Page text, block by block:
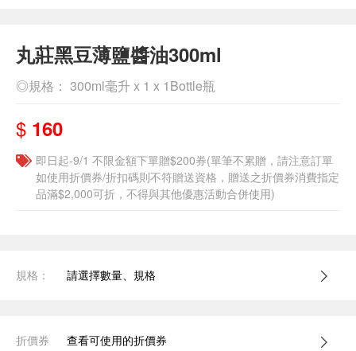
丸莊黑豆薄鹽醬油300ml
◎規格： 300ml毫升 x 1 x 1Bottle瓶
$ 160
即日起-9/1 不限金額下單贈$200券(單筆不累贈，請注意訂單
如使用折價券/折扣碼則不符贈送資格，贈送之折價券消費指定
品滿$2,000可折，不得與其他優惠活動合併使用)
規格： 請選擇數量、規格
折價券 查看可使用的折價券